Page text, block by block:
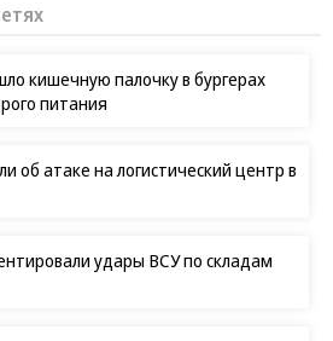
кишечную палочку в бургерах
питания
об атаке на логистический центр в
удары ВСУ по складам